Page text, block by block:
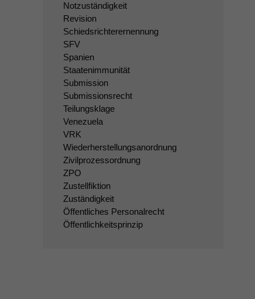
Notzuständigkeit
Revision
Schiedsrichterernennung
SFV
Spanien
Staatenimmunität
Submission
Submissionsrecht
Teilungsklage
Venezuela
VRK
Wiederherstellungsanordnung
Zivilprozessordnung
ZPO
Zustellfiktion
Zuständigkeit
Öffentliches Personalrecht
Öffentlichkeitsprinzip